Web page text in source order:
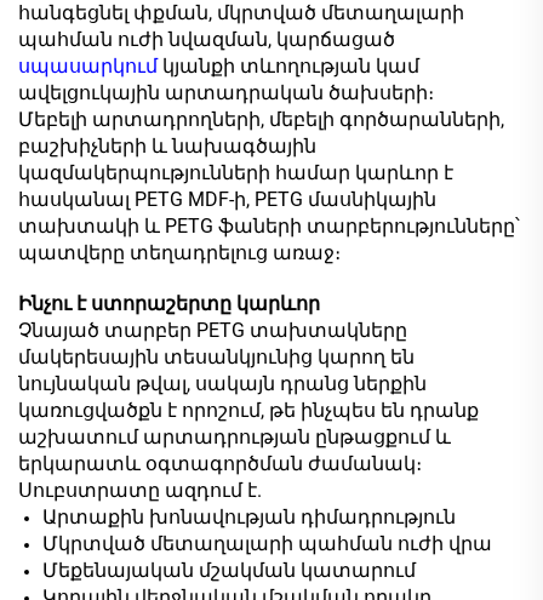
հանգեցնել փքման, մկրտված մետաղալարի
պահման ուժի նվազման, կարճացած
սպասարկում կյանքի տևողության կամ
ավելցուկային արտադրական ծախսերի։
Մեբելի արտադրողների, մեբելի գործարանների,
բաշխիչների և նախագծային
կազմակերպությունների համար կարևոր է
հասկանալ PETG MDF-ի, PETG մասնիկային
տախտակի և PETG ֆաների տարբերությունները՝
պատվերը տեղադրելուց առաջ։
Ինչու է ստորաշերտը կարևոր
Չնայած տարբեր PETG տախտակները
մակերեսային տեսանկյունից կարող են
նույնական թվալ, սակայն դրանց ներքին
կառուցվածքն է որոշում, թե ինչպես են դրանք
աշխատում արտադրության ընթացքում և
երկարատև օգտագործման ժամանակ։
Սուբստրատը ազդում է.
Արտաքին խոնավության դիմադրություն
Մկրտված մետաղալարի պահման ուժի վրա
Մեքենայական մշակման կատարում